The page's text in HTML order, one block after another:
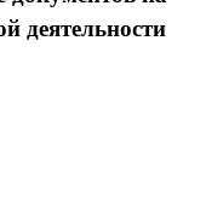
деятельности